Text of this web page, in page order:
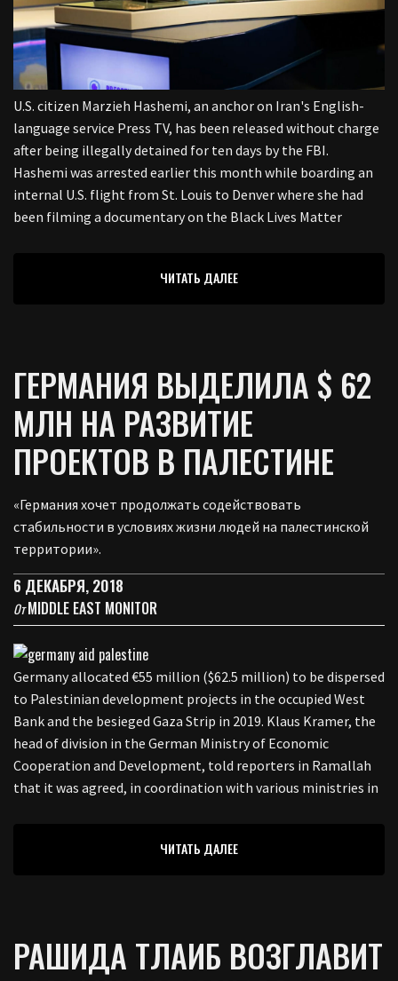
U.S. citizen Marzieh Hashemi, an anchor on Iran's English-
language service Press TV, has been released without charge
after being illegally detained for ten days by the FBI.
Hashemi was arrested earlier this month while boarding an
internal U.S. flight from St. Louis to Denver where she had
been filming a documentary on the Black Lives Matter
ЧИТАТЬ ДАЛЕЕ
ГЕРМАНИЯ ВЫДЕЛИЛА $ 62
МЛН НА РАЗВИТИЕ
ПРОЕКТОВ В ПАЛЕСТИНЕ
«Германия хочет продолжать содействовать
стабильности в условиях жизни людей на палестинской
территории».
6 ДЕКАБРЯ, 2018
ОтMIDDLE EAST MONITOR
Germany allocated €55 million ($62.5 million) to be dispersed
to Palestinian development projects in the occupied West
Bank and the besieged Gaza Strip in 2019. Klaus Kramer, the
head of division in the German Ministry of Economic
Cooperation and Development, told reporters in Ramallah
that it was agreed, in coordination with various ministries in
ЧИТАТЬ ДАЛЕЕ
РАШИДА ТЛАИБ ВОЗГЛАВИТ